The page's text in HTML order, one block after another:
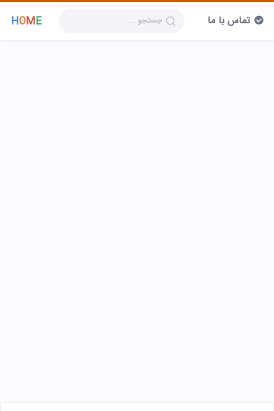
HOME تماس با ما